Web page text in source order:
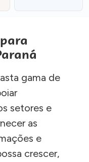
gama de
setores e
as
e
crescer,